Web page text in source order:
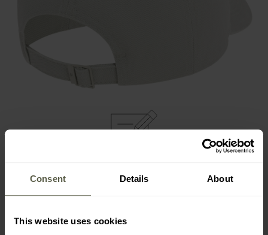
Consent Details About
This website uses cookies
WESENTLICHE MERKMALE
leichtes und luftiges
verstellbarer Riemen